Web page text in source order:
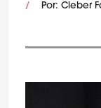
/ Por: Cleber